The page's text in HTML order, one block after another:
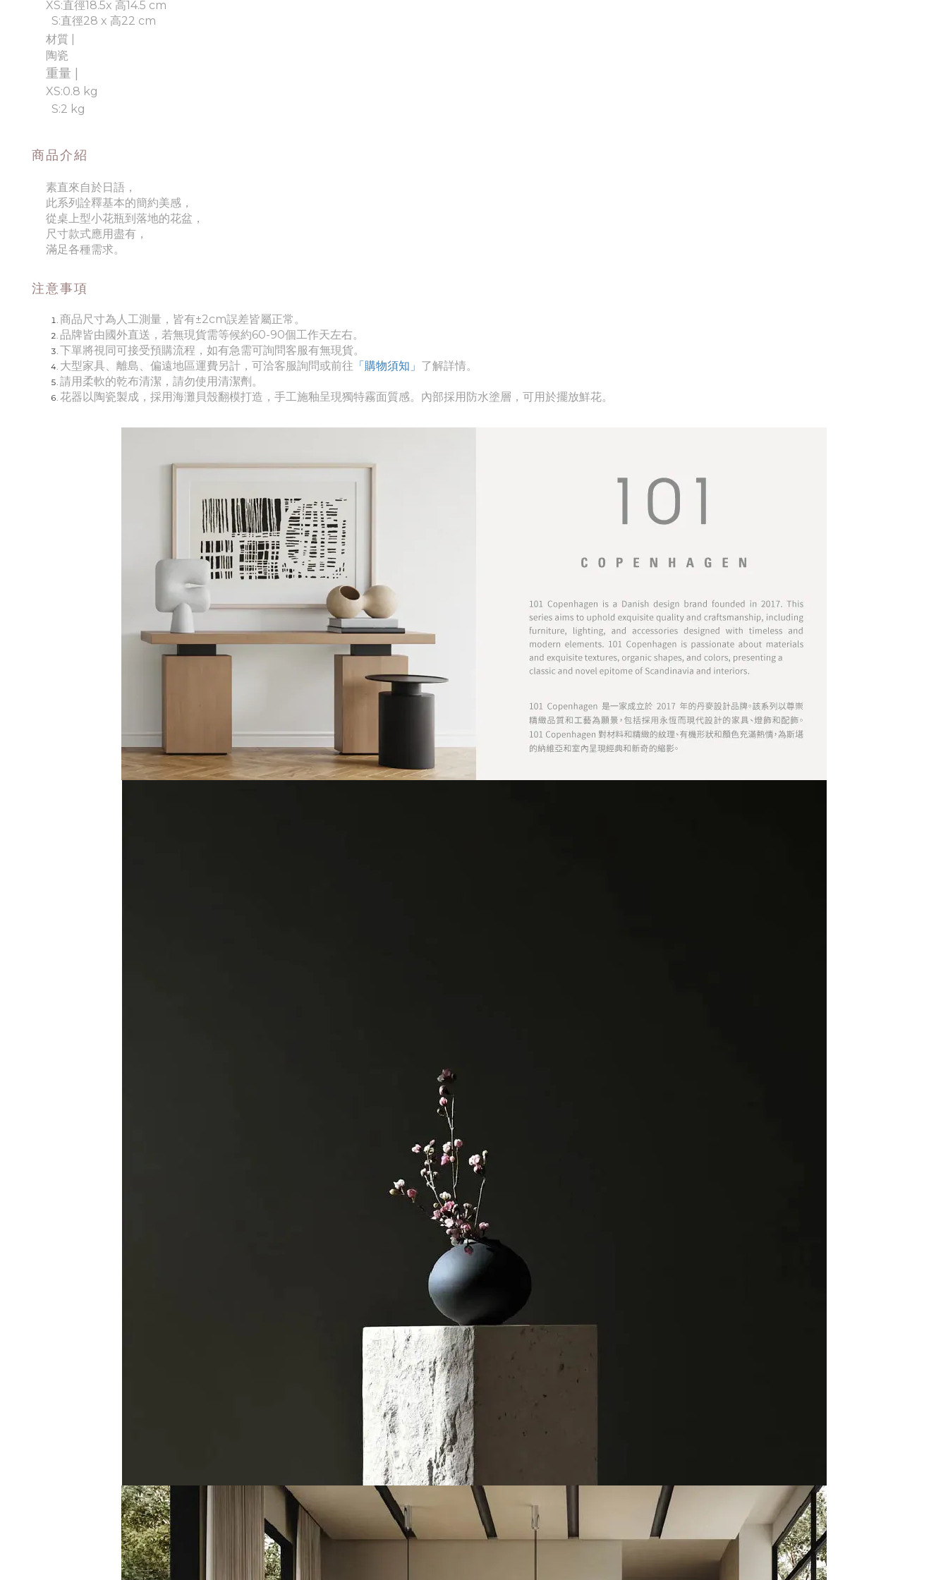
XS:直徑18.5x 高14.5 cm
S:直徑28 x 高22 cm
材質 |
陶瓷
重量 |
XS:0.8 kg
S:2 kg
商品介紹
素直來自於日語，
此系列詮釋基本的簡約美感，
從桌上型小花瓶到落地的花盆，
尺寸款式應用盡有，
滿足各種需求。
注意事項
商品尺寸為人工測量，皆有±2cm誤差皆屬正常。
品牌皆由國外直送，若無現貨需等候約60-90個工作天左右。
下單將視同可接受預購流程，如有急需可詢問客服有無現貨。
大型家具、離島、偏遠地區運費另計，可洽客服詢問或前往 「購物須知」 了解詳情。
請用柔軟的乾布清潔，請勿使用清潔劑。
花器以陶瓷製成，採用海灘貝殼翻模打造，手工施釉呈現獨特霧面質感。內部採用防水塗層，可用於擺放鮮花。